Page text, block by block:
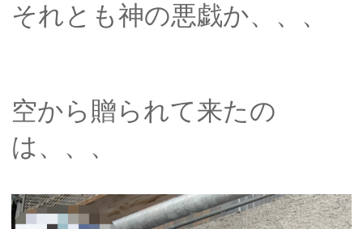
それとも神の悪戯か、、、
空から贈られて来たの
は、、、